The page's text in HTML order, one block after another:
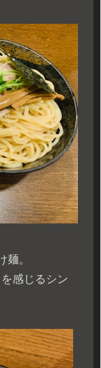
麺。
感じるシン